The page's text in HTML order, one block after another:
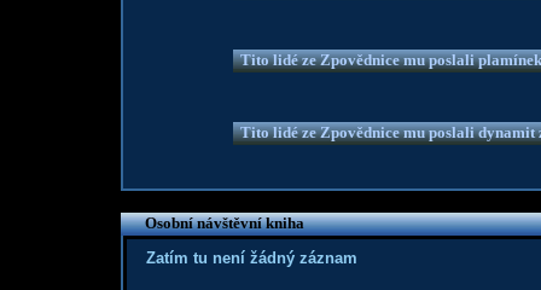
Tito lidé ze Zpovědnice mu poslali
Tito lidé ze Zpovědnice mu poslali dynamit
Osobní návštěvní kniha
Zatím tu není žádný záznam